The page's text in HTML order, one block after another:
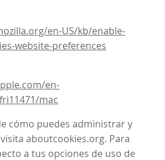
en-US/kb/enable-
website-preferences
en-
mac
cómo puedes administrar y
aboutcookies.org. Para
a tus opciones de uso de